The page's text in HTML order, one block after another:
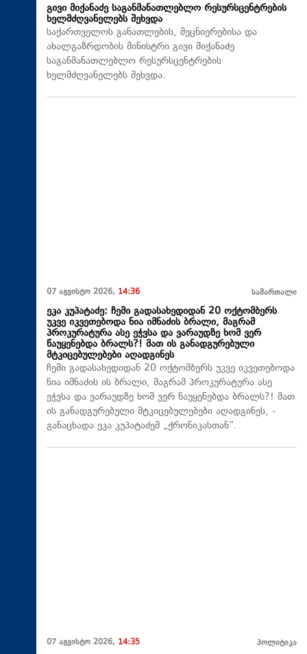
გივი მიქანაძე საგანმანათლებლო რესურსცენტრების
ხელმძღვანელებს შეხვდა
საქართველოს განათლების, მეცნიერებისა და
ახალგაზრდობის მინისტრი გივი მიქანაძე
საგანმანათლებლო რესურსცენტრების
ხელმძღვანელებს შეხვდა.
07 აგვისტო 2026, 14:36 სამართალი
ეკა კუპატაძე: ჩემი გადასახედიდან 20 ოქტომბერს
უკვე იკვეთებოდა ნია იმნაძის ბრალი, მაგრამ
პროკურატურა ასე ეჭვსა და ვარაუდზე ხომ ვერ
წაუყენებდა ბრალს?! მათ ის განადგურებული
მტკიცებულებები აღადგინეს
ჩემი გადასახედიდან 20 ოქტომბერს უკვე იკვეთებოდა
ნია იმნაძის ის ბრალი, მაგრამ პროკურატურა ასე
ეჭვსა და ვარაუდზე ხომ ვერ წაუყენებდა ბრალს?! მათ
ის განადგურებული მტკიცებულებები აღადგინეს, -
განაცხადა ეკა კუპატაძემ „ქრონიკასთან“.
07 აგვისტო 2026, 14:35 პოლიტიკა